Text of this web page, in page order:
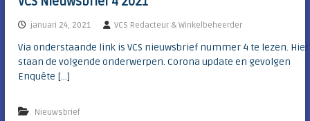
januari 24, 2021 VCS Redacteur & Winkelbeheerder
Via onderstaande link is VCS nieuwsbrief nummer 4 te lezen.
staan de volgende onderwerpen. Corona update en gevolgen
Enquête […]
Nieuwsbrief